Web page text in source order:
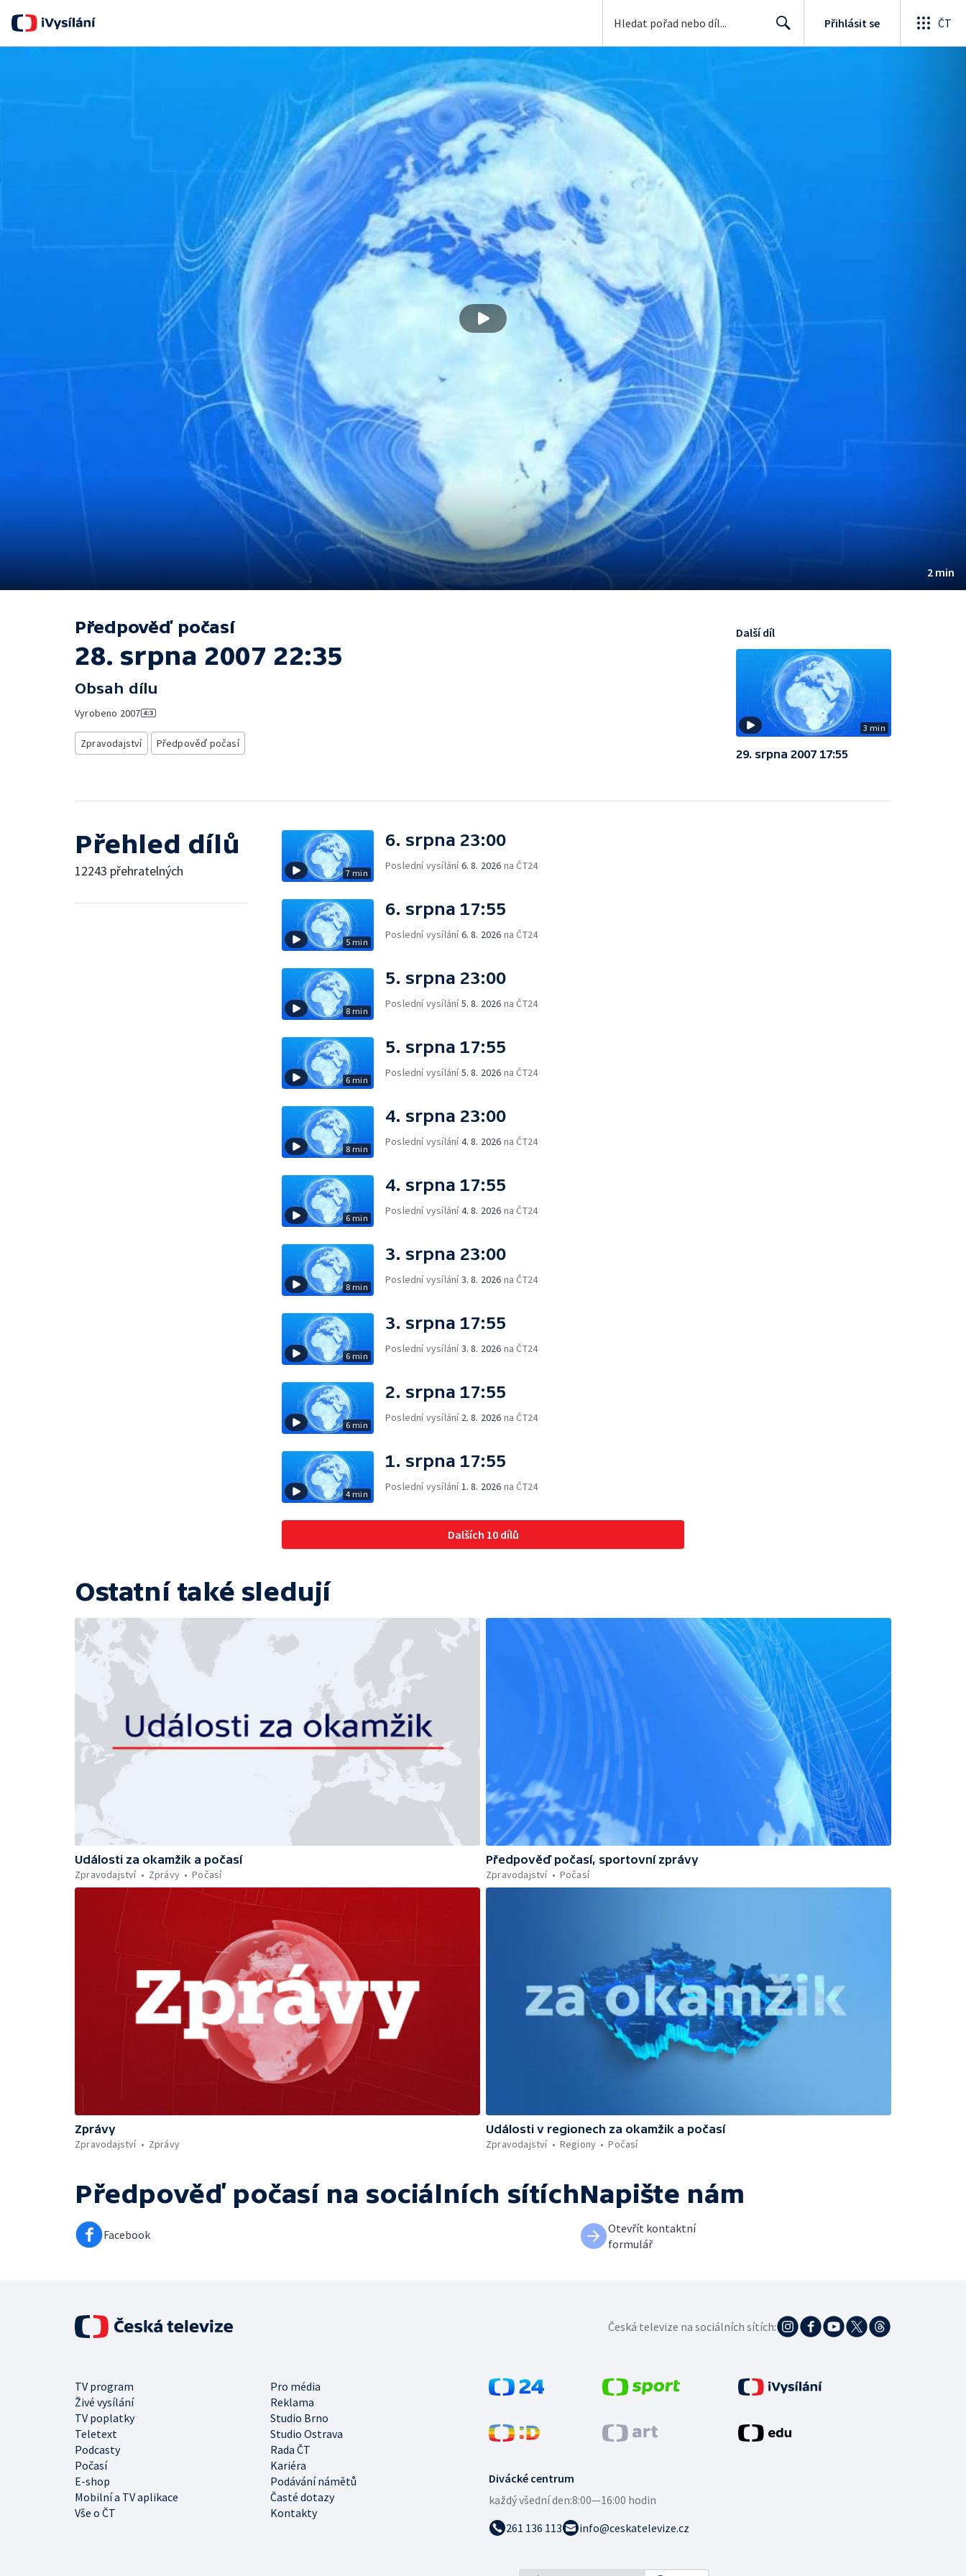
Přihlásit se ČT
2 min
Předpověď počasí
28. srpna 2007 22:35
Obsah dílu
Vyrobeno 2007
Zpravodajství Předpověď počasí
3 min
Další díl
29. srpna 2007 17:55
Přehled dílů
12243 přehratelných 7 min
6. srpna 23:00
Poslední vysílání6. 8. 2026 na ČT24
5 min
6. srpna 17:55
Poslední vysílání6. 8. 2026 na ČT24
8 min
5. srpna 23:00
Poslední vysílání5. 8. 2026 na ČT24
6 min
5. srpna 17:55
Poslední vysílání5. 8. 2026 na ČT24
8 min
4. srpna 23:00
Poslední vysílání4. 8. 2026 na ČT24
6 min
4. srpna 17:55
Poslední vysílání4. 8. 2026 na ČT24
8 min
3. srpna 23:00
Poslední vysílání3. 8. 2026 na ČT24
6 min
3. srpna 17:55
Poslední vysílání3. 8. 2026 na ČT24
6 min
2. srpna 17:55
Poslední vysílání 2. 8. 2026 na ČT24
4 min
1. srpna 17:55
Poslední vysílání 1. 8. 2026 na ČT24
Dalších 10 dílů
Ostatní také sledují
Události za okamžik a počasí
Zpravodajství
Zprávy Počasí
Předpověď počasí, sportovní zprávy
Zpravodajství
Počasí
Zprávy
Zpravodajství
Zprávy
Události v regionech za okamžik a počasí
Zpravodajství
Regiony Počasí
Předpověď počasí na sociálních sítích
Facebook
Napište nám
Otevřít kontaktní
formulář
Divácké centrum
každý všední den:8:00—16:00 hodin
261 136 113
info@ceskatelevize.cz
TV program
Pro média
Živé vysílání
Reklama
TV poplatky
Studio Brno
Teletext
Studio Ostrava
Podcasty
Rada ČT
Počasí
Kariéra
E-shop
Podávání námětů
Mobilní a TV aplikace
Časté dotazy
Vše o ČT
Kontakty
Česká televize na sociálních sítích: